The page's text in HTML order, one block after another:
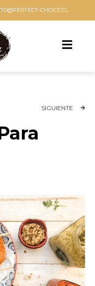
CHOICE.CL
SIGUIENTE